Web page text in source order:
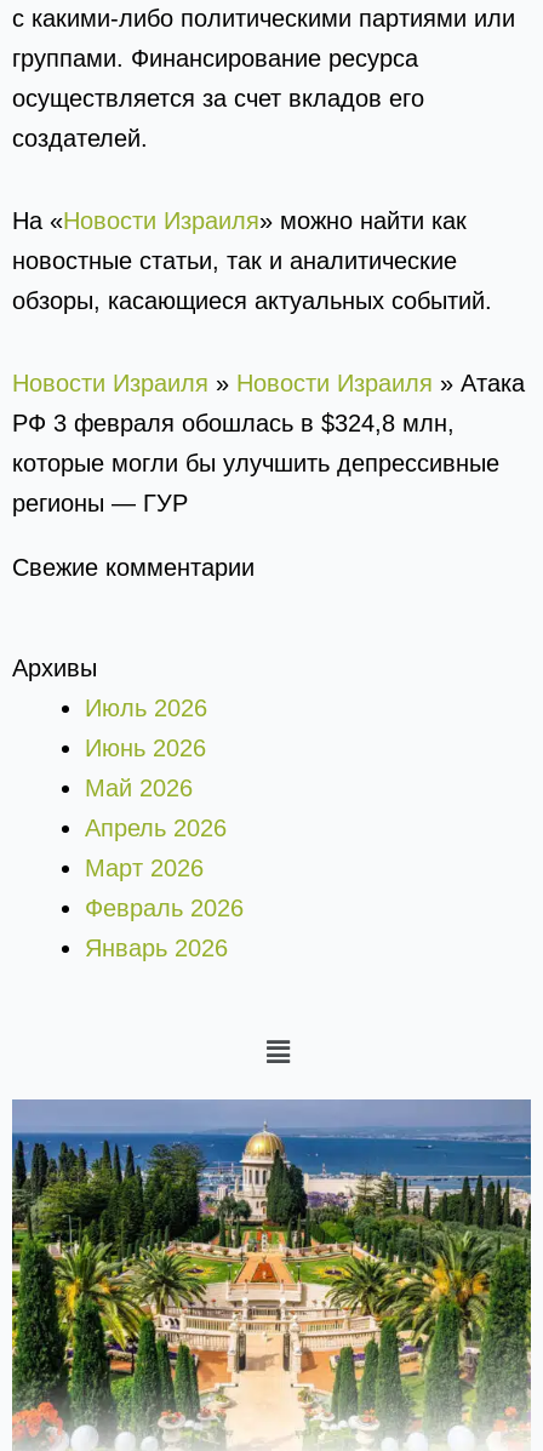
с какими-либо политическими партиями или
группами. Финансирование ресурса
осуществляется за счет вкладов его
создателей.
На «Новости Израиля» можно найти как
новостные статьи, так и аналитические
обзоры, касающиеся актуальных событий.
Новости Израиля » Новости Израиля » Атака
РФ 3 февраля обошлась в $324,8 млн,
которые могли бы улучшить депрессивные
регионы — ГУР
Свежие комментарии
Архивы
Июль 2026
Июнь 2026
Май 2026
Апрель 2026
Март 2026
Февраль 2026
Январь 2026
Меню